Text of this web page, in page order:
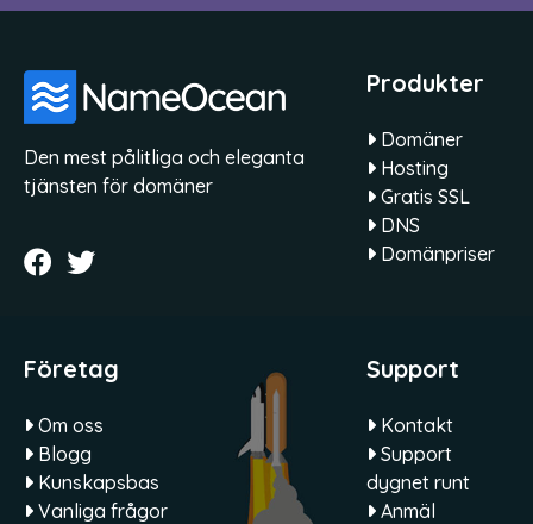
Den mest pålitliga och eleganta
tjänsten för domäner
Produkter
Domäner
Hosting
Gratis SSL
DNS
Domänpriser
Företag
Om oss
Blogg
Kunskapsbas
Vanliga frågor
Support
Kontakt
Support
dygnet runt
Anmäl